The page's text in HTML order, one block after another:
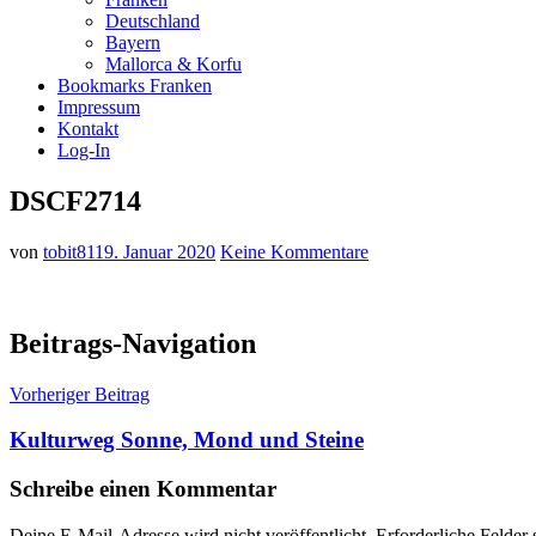
Deutschland
Bayern
Mallorca & Korfu
Bookmarks Franken
Impressum
Kontakt
Log-In
DSCF2714
von tobit8119. Januar 2020 Keine Kommentare
Beitrags-Navigation
Vorheriger Beitrag
Kulturweg Sonne, Mond und Steine
Schreibe einen Kommentar